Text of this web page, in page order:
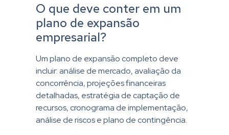
O que deve conter em um
plano de expansão
empresarial?
Um plano de expansão completo deve
incluir: análise de mercado, avaliação da
concorrência, projeções financeiras
detalhadas, estratégia de captação de
recursos, cronograma de implementação,
análise de riscos e plano de contingência.